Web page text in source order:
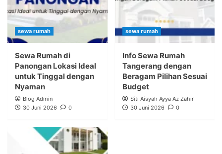
sewa rumah
Sewa Rumah di
Panongan Lokasi Ideal
untuk Tinggal dengan
Nyaman
Blog Admin
30 Juni 2026
0
sewa rumah
Info Sewa Rumah
Tangerang dengan
Beragam Pilihan Sesuai
Budget
Siti Aisyah Ayya Az Zahir
30 Juni 2026
0